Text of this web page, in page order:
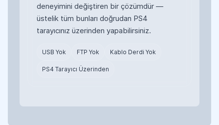
deneyimini değiştiren bir çözümdür —
üstelik tüm bunları doğrudan PS4
tarayıcınız üzerinden yapabilirsiniz.
USB Yok FTP Yok Kablo Derdi Yok
PS4 Tarayıcı Üzerinden